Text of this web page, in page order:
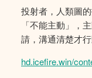
投射者，人類圖
「不能主動」，
請，溝通清楚才行
hd.icefire.win/